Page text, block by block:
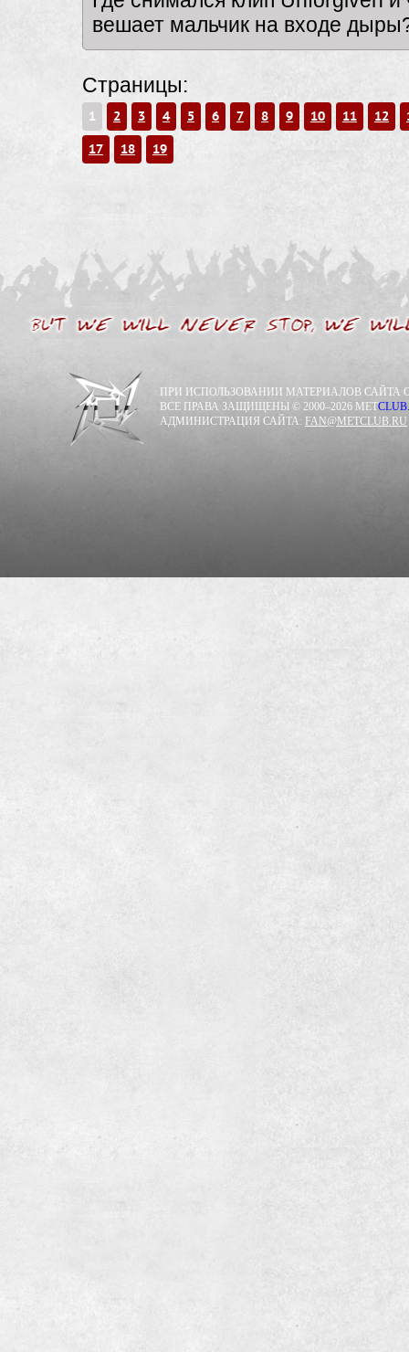
вешает мальчик на входе
Страницы:
1 2 3 4 5 6 7 8 9 10 11 12
17 18 19
ПРИ ИСПОЛЬЗОВАНИИ МАТЕРИАЛОВ САЙТА
ВСЕ ПРАВА ЗАЩИЩЕНЫ © 2000–2026 METCLUB.
АДМИНИСТРАЦИЯ САЙТА: FAN@METCLUB.RU